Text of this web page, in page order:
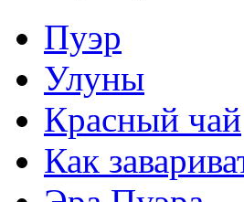
Пуэр
Улуны
Красный чай
Как